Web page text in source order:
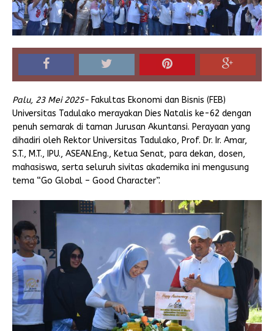
Palu, 23 Mei 2025- Fakultas Ekonomi dan Bisnis (FEB)
Universitas Tadulako merayakan Dies Natalis ke-62 dengan
penuh semarak di taman Jurusan Akuntansi. Perayaan yang
dihadiri oleh Rektor Universitas Tadulako, Prof. Dr. Ir. Amar,
S.T., M.T., IPU., ASEAN.Eng., Ketua Senat, para dekan, dosen,
mahasiswa, serta seluruh sivitas akademika ini mengusung
tema “Go Global – Good Character”.